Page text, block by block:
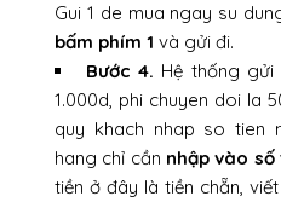
Gui 1 de mua ngay su
bấm phím 1 và gửi đi.
Bước 4. Hệ thống
1.000d, phi chuyen doi la
quy khach nhap so tien
hang chỉ cần nhập vào
tiền ở đây là tiền chẵn,